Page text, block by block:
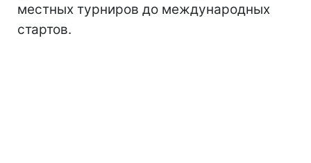
местных турниров до международных
стартов.